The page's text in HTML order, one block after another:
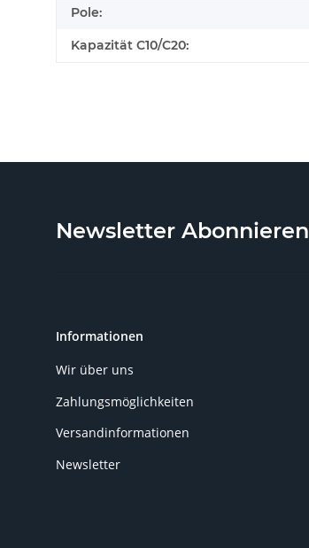
Pole:
Kapazität C10/C20:
Newsletter Abonnieren
Informationen
Wir über uns
Zahlungsmöglichkeiten
Versandinformationen
Newsletter